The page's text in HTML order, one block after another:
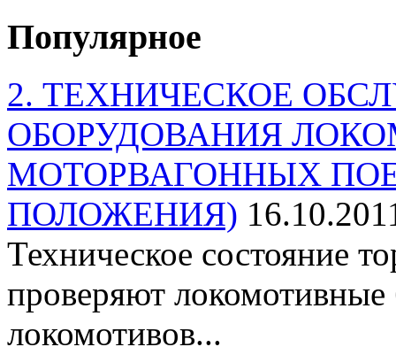
Популярное
2. ТЕХНИЧЕСКОЕ
ОБОРУДОВАНИЯ
МОТОРВАГОННЫХ
ПОЛОЖЕНИЯ)
Техническое состояние
проверяют
локомотивов...